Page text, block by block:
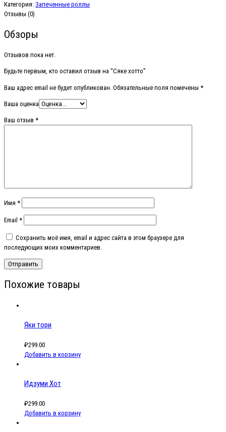
Категория: Запеченные роллы
Отзывы (0)
Обзоры
Отзывов пока нет.
Будьте первым, кто оставил отзыв на “Сяке хотто”
Ваш адрес email не будет опубликован. Обязательные поля помечены *
Ваша оценка
Ваш отзыв *
Имя *
Email *
Сохранить моё имя, email и адрес сайта в этом браузере для
последующих моих комментариев.
Похожие товары
Яки тори
₽299.00
Добавить в корзину
Идзуми Хот
₽299.00
Добавить в корзину